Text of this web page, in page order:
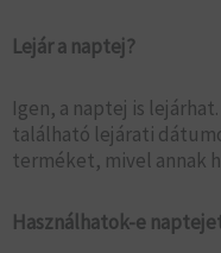
Lejár a naptej?
Igen, a naptej is
található lejárati
terméket, mivel annak
Használhatok-e